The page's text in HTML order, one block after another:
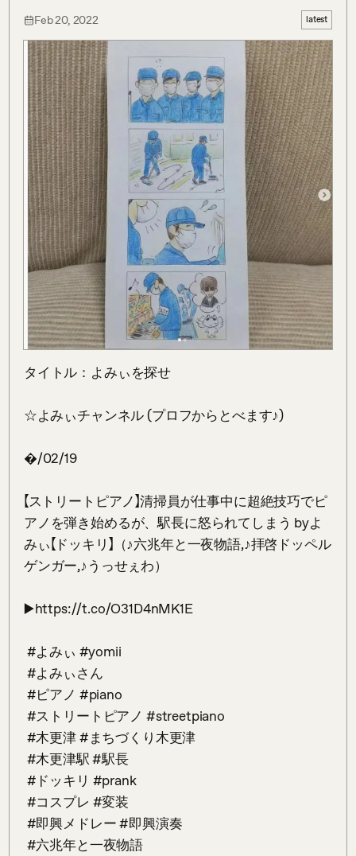
Feb 20, 2022 latest
タイトル：よみぃを探せ⁡
⁡☆よみぃチャンネル (プロフからとべます♪)⁡
�/02/19⁡
⁡【ストリートピアノ】清掃員が仕事中に超絶技巧でピ
アノを弾き始めるが、駅長に怒られてしまう byよ
みぃ【ドッキリ】（♪六兆年と一夜物語,♪拝啓ドッペル
ゲンガー,♪うっせぇわ）
⁡▶️https://t.co/O31D4nMK1E⁡
⁡ #よみぃ⁡ #yomii⁡
⁡ #よみぃさん⁡
⁡ #ピアノ #piano⁡
⁡ #ストリートピアノ #streetpiano⁡
⁡ #木更津 #まちづくり木更津 ⁡⁡
⁡ #木更津駅⁡⁡⁡ #駅長
⁡ #ドッキリ #prank
⁡ #コスプレ #変装⁡⁡
⁡ #即興メドレー #即興演奏
⁡ #六兆年と一夜物語